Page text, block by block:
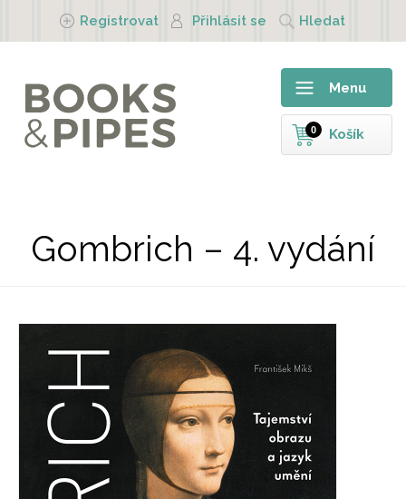
Registrovat Přihlásit se Hledat
Menu
Košík
0
Gombrich – 4. vydání